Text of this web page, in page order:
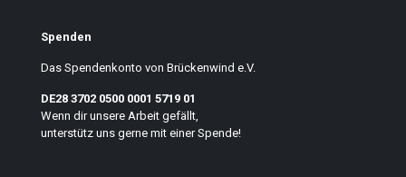
Spenden
Das Spendenkonto von Brückenwind e.V.
DE28 3702 0500 0001 5719 01
Wenn dir unsere Arbeit gefällt,
unterstütz uns gerne mit einer Spende!